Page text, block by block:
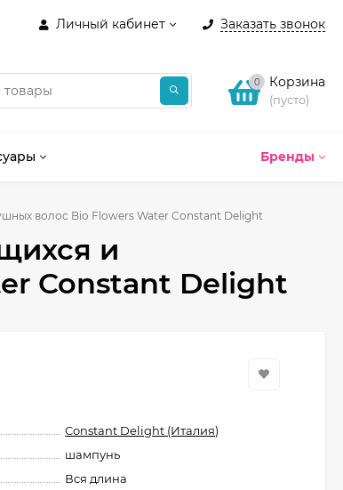
Личный кабинет Заказать звонок
0 Корзина
(пусто)
Бренды
волос Bio Flowers Water Constant Delight
и
Constant Delight
Constant Delight (Италия)
шампунь
Вся длина